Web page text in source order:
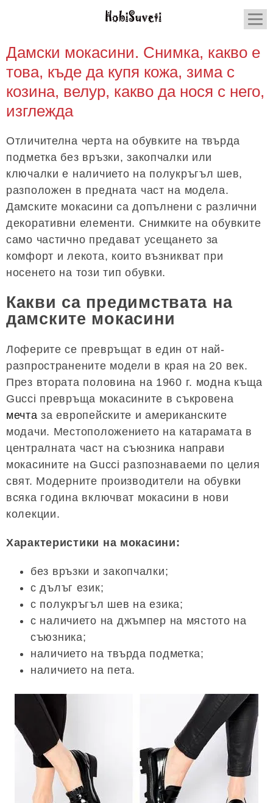
Дамски мокасини. Снимка, какво е
това, къде да купя кожа, зима с
козина, велур, какво да нося с него,
изглежда
Отличителна черта на обувките на твърда
подметка без връзки, закопчалки или
ключалки е наличието на полукръгъл шев,
разположен в предната част на модела.
Дамските мокасини са допълнени с различни
декоративни елементи. Снимките на обувките
само частично предават усещането за
комфорт и лекота, които възникват при
носенето на този тип обувки.
Какви са предимствата на
дамските мокасини
Лоферите се превръщат в един от най-
разпространените модели в края на 20 век.
През втората половина на 1960 г. модна къща
Gucci превръща мокасините в съкровена
мечта за европейските и американските
модачи. Местоположението на катарамата в
централната част на съюзника направи
мокасините на Gucci разпознаваеми по целия
свят. Модерните производители на обувки
всяка година включват мокасини в нови
колекции.
Характеристики на мокасини:
без връзки и закопчалки;
с дълъг език;
с полукръгъл шев на езика;
с наличието на джъмпер на мястото на
съюзника;
наличието на твърда подметка;
наличието на пета.